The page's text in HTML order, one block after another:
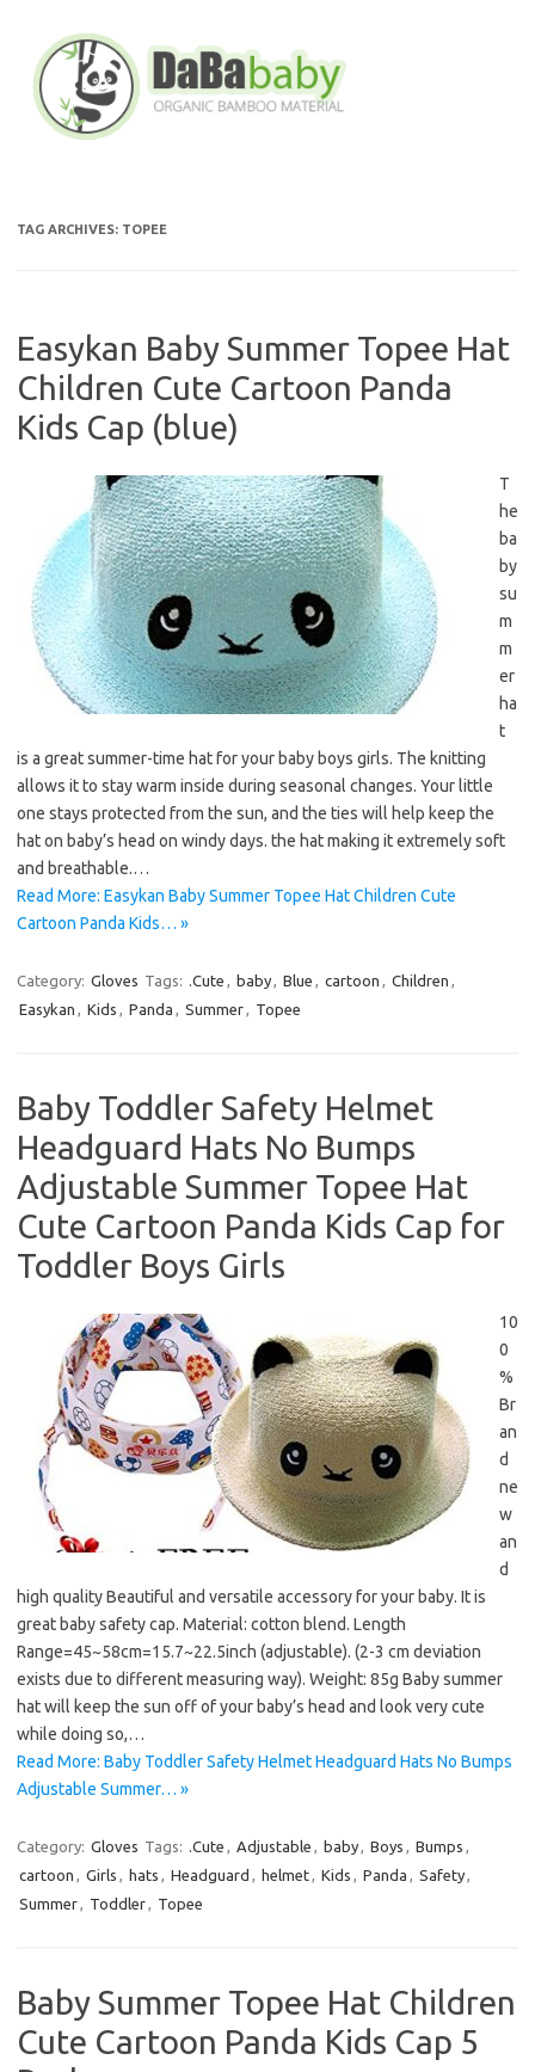
content
TAG ARCHIVES: TOPEE
Easykan Baby Summer Topee Hat
Children Cute Cartoon Panda
Kids Cap (blue)
T
he
ba
by
su
m
m
er
ha
t
is a great summer-time hat for your baby boys girls. The knitting
allows it to stay warm inside during seasonal changes. Your little
one stays protected from the sun, and the ties will help keep the
hat on baby’s head on windy days. the hat making it extremely soft
and breathable.…
Read More: Easykan Baby Summer Topee Hat Children Cute
Cartoon Panda Kids… »
Category: Gloves Tags: .Cute , baby, Blue , cartoon , Children ,
Easykan , Kids , Panda , Summer, Topee
Baby Toddler Safety Helmet
Headguard Hats No Bumps
Adjustable Summer Topee Hat
Cute Cartoon Panda Kids Cap for
Toddler Boys Girls
10
0
%
Br
an
d
ne
w
an
d
high quality Beautiful and versatile accessory for your baby. It is
great baby safety cap. Material: cotton blend. Length
Range=45~58cm=15.7~22.5inch (adjustable). (2-3 cm deviation
exists due to different measuring way). Weight: 85g Baby summer
hat will keep the sun off of your baby’s head and look very cute
while doing so,…
Read More: Baby Toddler Safety Helmet Headguard Hats No Bumps
Adjustable Summer… »
Category: Gloves Tags: .Cute , Adjustable , baby, Boys , Bumps ,
cartoon , Girls , hats , Headguard , helmet, Kids , Panda , Safety,
Summer, Toddler, Topee
Baby Summer Topee Hat Children
Cute Cartoon Panda Kids Cap 5